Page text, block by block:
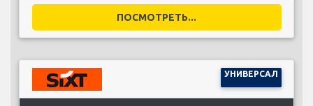
ПОСМОТРЕТЬ...
УНИВЕРСАЛ